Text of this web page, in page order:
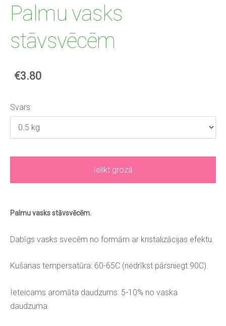
Palmu vasks
stāvsvēcēm
€3.80
Svars
Ielikt grozā
Palmu vasks stāvsvēcēm.
Dabīgs vasks svecēm no formām ar kristalizācijas efektu.
Kušanas tempersatūra: 60-65C (nedrīkst pārsniegt 90C).
Ieteicams aromāta daudzums: 5-10% no vaska
daudzuma.